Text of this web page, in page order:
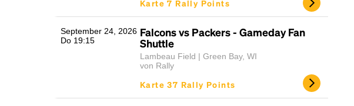
Karte 7 Rally Points
September 24, 2026
Do 19:15
Falcons vs Packers - Gameday Fan
Shuttle
Lambeau Field | Green Bay, WI
von Rally
Karte 37 Rally Points